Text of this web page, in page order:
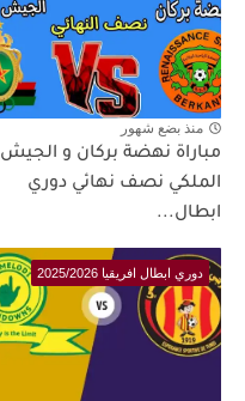
منذ بضع شهور
مباراة نهضة بركان و الجيش
الملكي نصف نهائي دوري
ابطال...
دوري ابطال افريقيا 2025/2026